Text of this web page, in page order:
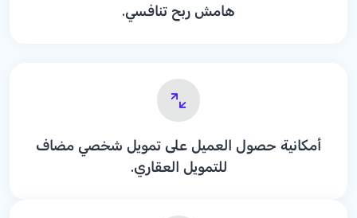
هامش ربح تنافسي.
أمكانية حصول العميل على تمويل شخصي مضاف
للتمويل العقاري.